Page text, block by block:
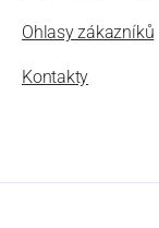
Ohlasy zákazníků
Kontakty